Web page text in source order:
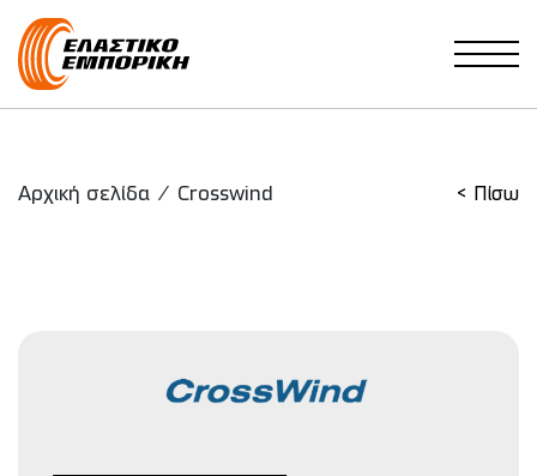
Main Navigation
Αρχική σελίδα / Crosswind < Πίσω